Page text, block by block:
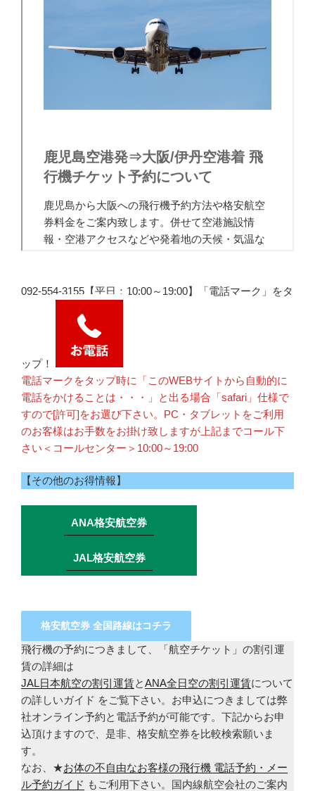
092-554-3155【平日：10:00～19:00】「電話マーク」をタ
ップ！
電話マークをタップ時に「このWEBサイトから自動的に
電話をかけることは・・・」と出る場合「safari」仕様で
すので[許可]をお選び下さい。PC・タブレットをご利用
のお客様はお手数をお掛け致しますが上記までコール下
さい＜コールセンター＞10:00～19:00
【その他のお得情報】
ANA格安航空券
JAL格安航空券
格安航空券 全国路線はコチラ
飛行機の予約につきまして、「航空チケット」の割引運
賃の詳細は
JAL日本航空の割引運賃とANA全日空の割引運賃について
の詳しいガイド をご覧下さい。お申込につきましては弊
社オンライン予約と電話予約が可能です。下記からお申
込頂けますので、是非、格安航空券を比較検索願いま
す。
なお、★お体の不自由なお客様の飛行機 電話予約・メー
ル予約ガイド もご利用下さい。国内線航空会社のご案内